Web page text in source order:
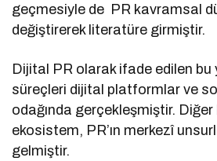
geçmesiyle de PR kavramsal
değiştirerek literatüre girmiştir.
Dijital PR olarak ifade edilen bu
süreçleri dijital platformlar ve
odağında gerçekleşmiştir.
ekosistem, PR’ın merkezî
gelmiştir.